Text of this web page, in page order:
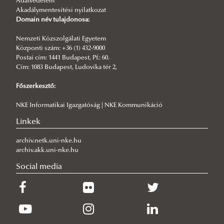
A Kari Tanács 2020. évi határozatai
Akadálymentesítési nyilatkozat
Domain név tulajdonosa:
Nemzeti Közszolgálati Egyetem
Központi szám: +36 (1) 432-9000
Postai cím: 1441 Budapest, Pf.: 60.
Cím: 1083 Budapest, Ludovika tér 2,
Főszerkesztő:
NKE Informatikai Igazgatóság | NKE Kommunikáció
Linkek
archiv.netk.uni-nke.hu
archiv.akk.uni-nke.hu
Social media